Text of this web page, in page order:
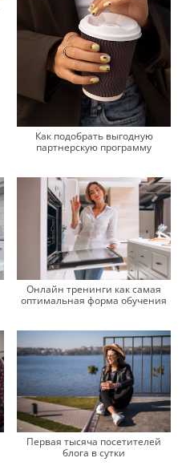
Как подобрать выгодную
партнерскую программу
Онлайн тренинги как самая
оптимальная форма обучения
Первая тысяча посетителей
блога в сутки